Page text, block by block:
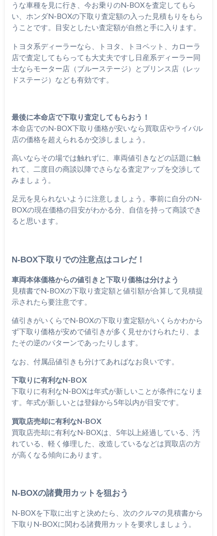
うな車種を見に行き、今お乗りのN-BOXを査定してもら
い、ホンダN-BOXの下取り査定額の入った見積もりをもら
うことです。目安としたい査定額が自然と手に入ります。
トヨタ系ディーラーなら、トヨタ、トヨペット、カローラ
店で査定してもらっても大丈夫ですし日産系ディーラー同
士ならモーター店（ブルーステージ）とプリンス店（レッ
ドステージ）なども有効です。
最後に本命店で下取り査定してもらおう！
本命店でのN-BOX下取り価格が安いなら買取店やライバル
店の価格を超えられるか交渉しましょう。
高いならその場では触れずに、車両値引きなどの話題に触
れて、二度目の商談以降でさらなる査定アップを交渉して
みましょう。
足元を見られないように注意しましょう。事前に自分のN-
BOXの現在価格の目安がわかる分、自信を持って商談でき
ると思います。
N-BOX下取りでの注意点はコレだ！
車両本体価格からの値引きと下取り価格は分けよう
見積書でN-BOXの下取り査定額と値引額が合算して見積提
示されたら要注意です。
値引きがいくらでN-BOXの下取り査定額がいくらかわから
ず下取り価格が安めで値引きが多く見せかけられたり、ま
たその逆のパターンであったりします。
なお、付属品値引きも分けてあればなお良いです。
下取りに有利なN-BOX
下取りに有利なN-BOXは年式が新しいことが条件になりま
す。年式が新しいとは登録から5年以内が目安です。
買取店売却に有利なN-BOX
買取店売却に有利なN-BOXは、5年以上経過している、汚
れている、軽く修理した、改造しているなどは買取店の方
が高くなる傾向にあります。
N-BOXの諸費用カットを狙おう
N-BOXを下取に出すと決めたら、次のクルマの見積書から
下取りN-BOXに関わる諸費用カットを要求しましょう。